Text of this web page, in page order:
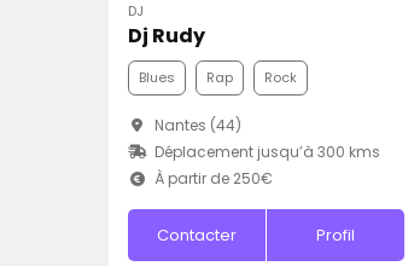
DJ
Dj Rudy
Blues Rap Rock
Nantes (44)
Déplacement jusqu’à 300 kms
À partir de 250€
Contacter Profil